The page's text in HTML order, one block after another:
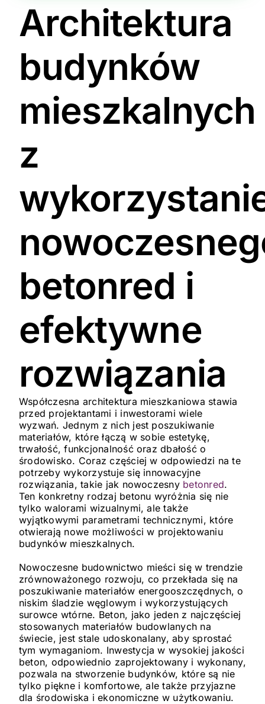
Architektura
budynków
mieszkalnych
z
betonred i
efektywne
rozwiązania
Współczesna architektura mieszkaniowa stawia
przed projektantami i inwestorami wiele
wyzwań. Jednym z nich jest poszukiwanie
materiałów, które łączą w sobie estetykę,
trwałość, funkcjonalność oraz dbałość o
środowisko. Coraz częściej w odpowiedzi na te
potrzeby wykorzystuje się innowacyjne
rozwiązania, takie jak nowoczesny betonred.
Ten konkretny rodzaj betonu wyróżnia się nie
tylko walorami wizualnymi, ale także
wyjątkowymi parametrami technicznymi, które
otwierają nowe możliwości w projektowaniu
budynków mieszkalnych.
Nowoczesne budownictwo mieści się w trendzie
zrównoważonego rozwoju, co przekłada się na
poszukiwanie materiałów energooszczędnych, o
niskim śladzie węglowym i wykorzystujących
surowce wtórne. Beton, jako jeden z najczęściej
stosowanych materiałów budowlanych na
świecie, jest stale udoskonalany, aby sprostać
tym wymaganiom. Inwestycja w wysokiej jakości
beton, odpowiednio zaprojektowany i wykonany,
pozwala na stworzenie budynków, które są nie
tylko piękne i komfortowe, ale także przyjazne
dla środowiska i ekonomiczne w użytkowaniu.